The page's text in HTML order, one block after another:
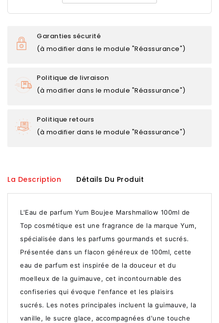
Garanties sécurité
(à modifier dans le module "Réassurance")
Politique de livraison
(à modifier dans le module "Réassurance")
Politique retours
(à modifier dans le module "Réassurance")
La Description Détails Du Produit
L'Eau de parfum Yum Boujee Marshmallow 100ml de
Top cosmétique est une fragrance de la marque Yum,
spécialisée dans les parfums gourmands et sucrés.
Présentée dans un flacon généreux de 100ml, cette
eau de parfum est inspirée de la douceur et du
moelleux de la guimauve, cet incontournable des
confiseries qui évoque l'enfance et les plaisirs
sucrés. Les notes principales incluent la guimauve, la
vanille, le sucre glace, accompagnées d'une touche